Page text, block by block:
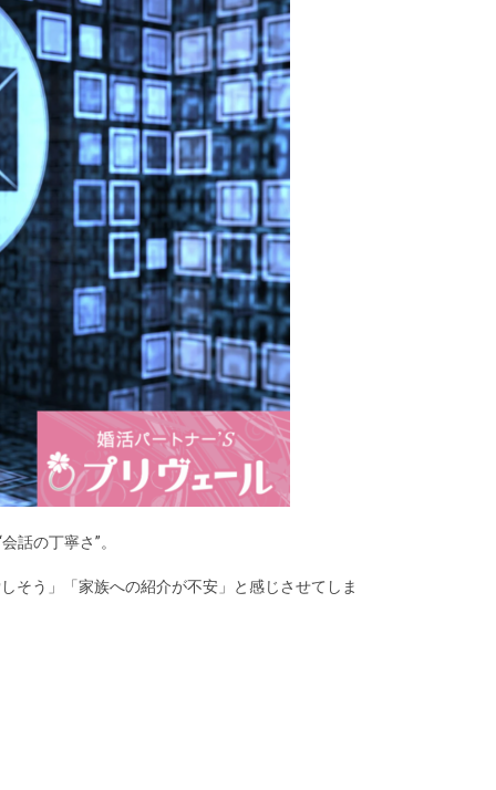
話の丁寧さ”。
そう」「家族への紹介が不安」と感じさせてしま